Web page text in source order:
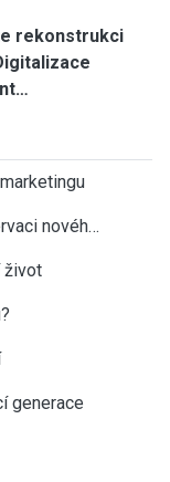
rekonstrukci
novéh…
život
generace